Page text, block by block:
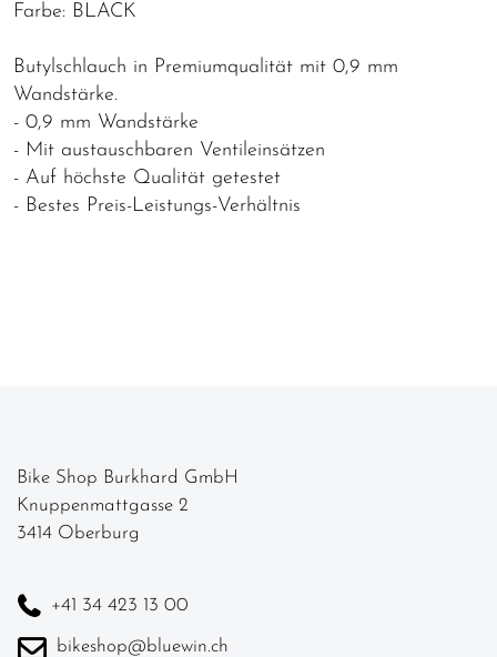
Farbe: BLACK
Butylschlauch in Premiumqualität mit 0,9 mm
Wandstärke.
- 0,9 mm Wandstärke
- Mit austauschbaren Ventileinsätzen
- Auf höchste Qualität getestet
- Bestes Preis-Leistungs-Verhältnis
Bike Shop Burkhard GmbH
Knuppenmattgasse 2
3414 Oberburg
+41 34 423 13 00
bikeshop@bluewin.ch